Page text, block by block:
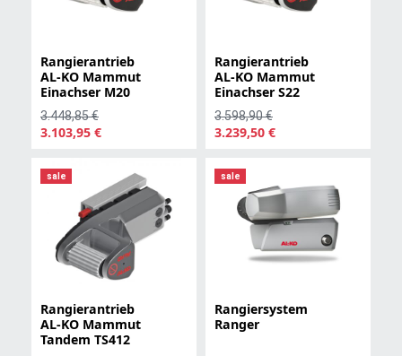
Rangierantrieb
AL-KO Mammut
Einachser M20
3.448,85 €
3.103,95 €
Rangierantrieb
AL-KO Mammut
Einachser S22
3.598,90 €
3.239,50 €
sale
Rangierantrieb
AL-KO Mammut
Tandem TS412
sale
Rangiersystem
Ranger